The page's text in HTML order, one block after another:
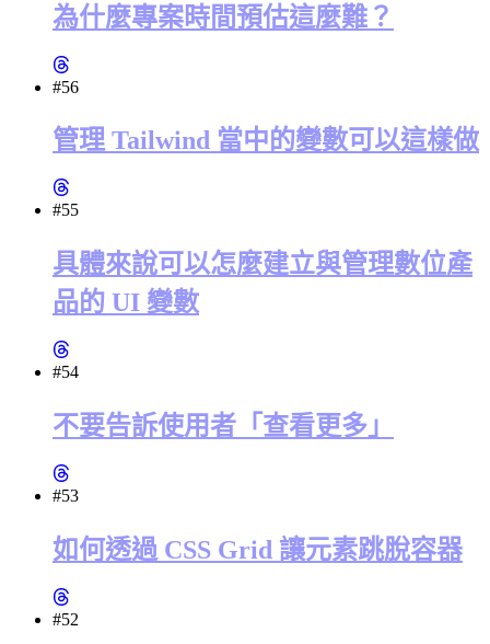
為什麼專案時間預估這麼難？
#56
管理 Tailwind 當中的變數可以這樣做
#55
具體來說可以怎麼建立與管理數位產
品的 UI 變數
#54
不要告訴使用者「查看更多」
#53
如何透過 CSS Grid 讓元素跳脫容器
#52